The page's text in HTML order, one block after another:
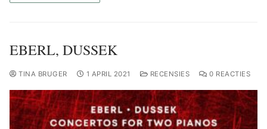
EBERL, DUSSEK
TINA BRUGER 1 APRIL 2021 RECENSIES 0 REACTIES